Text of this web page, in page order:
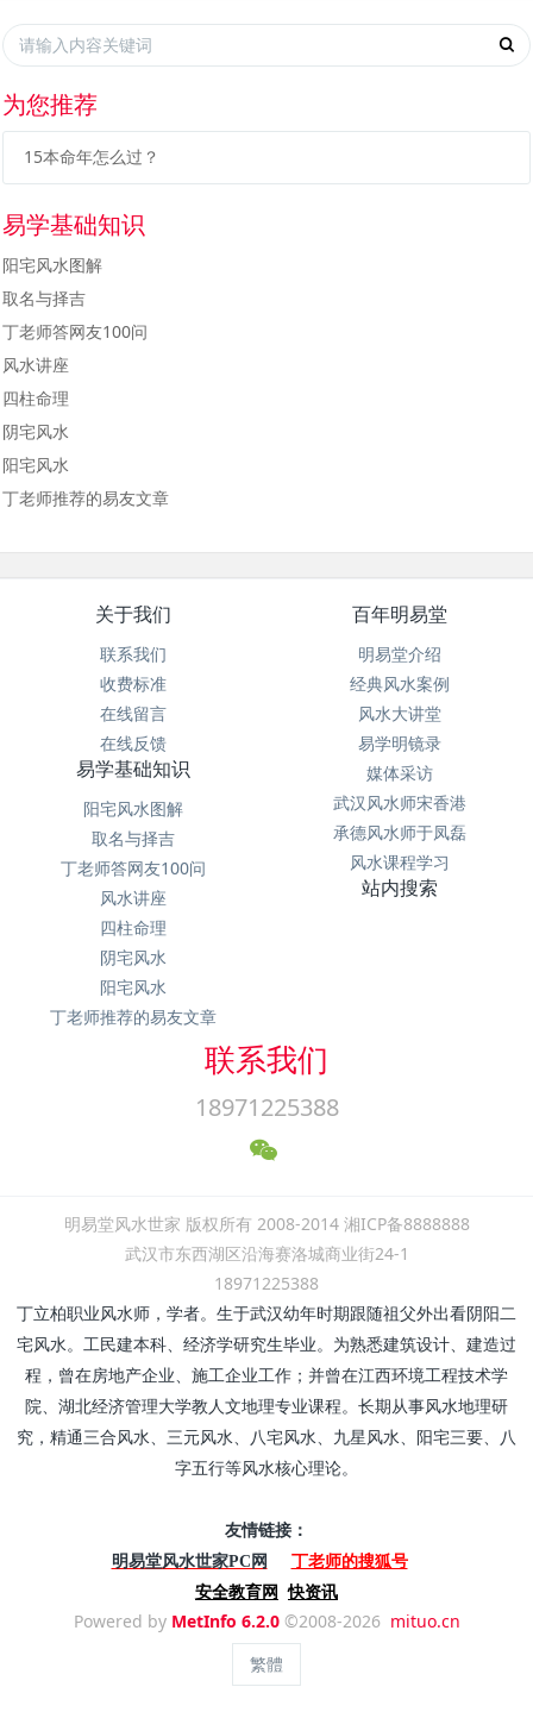
为您推荐
15本命年怎么过？
易学基础知识
阳宅风水图解
取名与择吉
丁老师答网友100问
风水讲座
四柱命理
阴宅风水
阳宅风水
丁老师推荐的易友文章
关于我们
联系我们
收费标准
在线留言
在线反馈
百年明易堂
明易堂介绍
经典风水案例
风水大讲堂
易学明镜录
媒体采访
武汉风水师宋香港
承德风水师于凤磊
风水课程学习
易学基础知识
阳宅风水图解
取名与择吉
丁老师答网友100问
风水讲座
四柱命理
阴宅风水
阳宅风水
丁老师推荐的易友文章
站内搜索
联系我们
18971225388
明易堂风水世家 版权所有 2008-2014 湘ICP备8888888
武汉市东西湖区沿海赛洛城商业街24-1
18971225388
丁立柏职业风水师，学者。生于武汉幼年时期跟随祖父外出看阴阳二
宅风水。工民建本科、经济学研究生毕业。为熟悉建筑设计、建造过
程，曾在房地产企业、施工企业工作；并曾在江西环境工程技术学
院、湖北经济管理大学教人文地理专业课程。长期从事风水地理研
究，精通三合风水、三元风水、八宅风水、九星风水、阳宅三要、八
字五行等风水核心理论。
友情链接：
明易堂风水世家PC网
丁老师的搜狐号
安全教育网 快资讯
Powered by MetInfo 6.2.0©2008-2026 mituo.cn
繁體